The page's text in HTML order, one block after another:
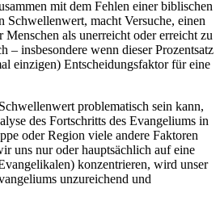
mit dem Fehlen einer biblischen
Schwellenwert, macht Versuche, einen
Menschen als unerreicht oder erreicht zu
– insbesondere wenn dieser Prozentsatz
einzigen) Entscheidungsfaktor für eine
problematisch sein kann,
des Fortschritts des Evangeliums in
oder Region viele andere Faktoren
uns nur oder hauptsächlich auf eine
konzentrieren, wird unser
unzureichend und